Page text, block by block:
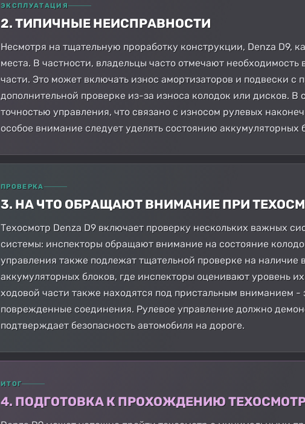
ЭКСПЛУАТАЦИЯ
2. ТИПИЧНЫЕ НЕИСПРАВНОСТИ
Несмотря на тщательную проработку конструкции, Denza D9,
места. В частности, владельцы часто отмечают
части. Это может включать износ амортизаторов и подвески
дополнительной проверке из-за износа колодок или дисков.
точностью управления, что связано с износом рулевых
особое внимание следует уделять состоянию аккумуляторных
ПРОВЕРКА
3. НА ЧТО ОБРАЩАЮТ ВНИМАНИЕ ПРИ
Техосмотр Denza D9 включает проверку нескольких важных
системы: инспекторы обращают внимание на состояние
управления также подлежат тщательной проверке на
аккумуляторных блоков, где инспекторы оценивают уровень
ходовой части также находятся под пристальным вниманием
поврежденные соединения. Рулевое управление должно
подтверждает безопасность автомобиля на дороге.
ИТОГ
4. ПОДГОТОВКА К ПРОХОЖДЕНИЮ